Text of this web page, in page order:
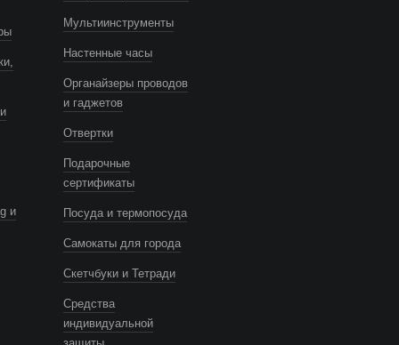
и
Мультиинструменты
Настенные часы
Органайзеры проводов
и гаджетов
Отвертки
Подарочные
сертификаты
Посуда и термопосуда
Самокаты для города
Скетчбуки и Тетради
Средства
индивидуальной